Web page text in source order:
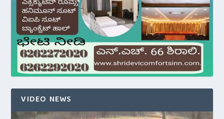
VIDEO NEWS